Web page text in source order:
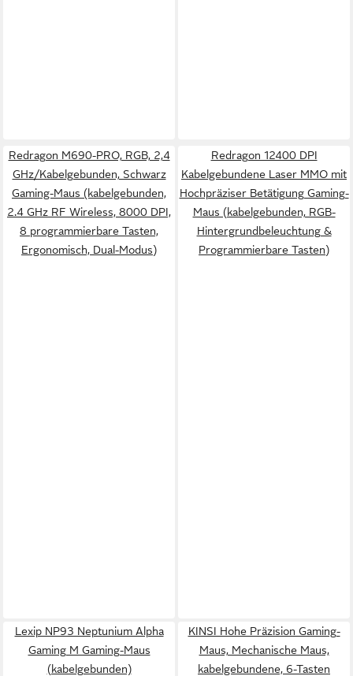
Redragon M690-PRO, RGB, 2,4
GHz/Kabelgebunden, Schwarz
Gaming-Maus (kabelgebunden,
2.4 GHz RF Wireless, 8000 DPI,
8 programmierbare Tasten,
Ergonomisch, Dual-Modus)
Redragon 12400 DPI
Kabelgebundene Laser MMO mit
Hochpräziser Betätigung Gaming-
Maus (kabelgebunden, RGB-
Hintergrundbeleuchtung &
Programmierbare Tasten)
Lexip NP93 Neptunium Alpha
Gaming M Gaming-Maus
(kabelgebunden)
KINSI Hohe Präzision Gaming-
Maus, Mechanische Maus,
kabelgebundene, 6-Tasten